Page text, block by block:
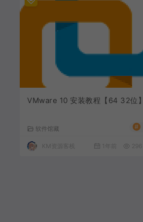
VMware 10 安装教程【64 32位】
软件馆藏 #
KM资源客栈 1年前 296